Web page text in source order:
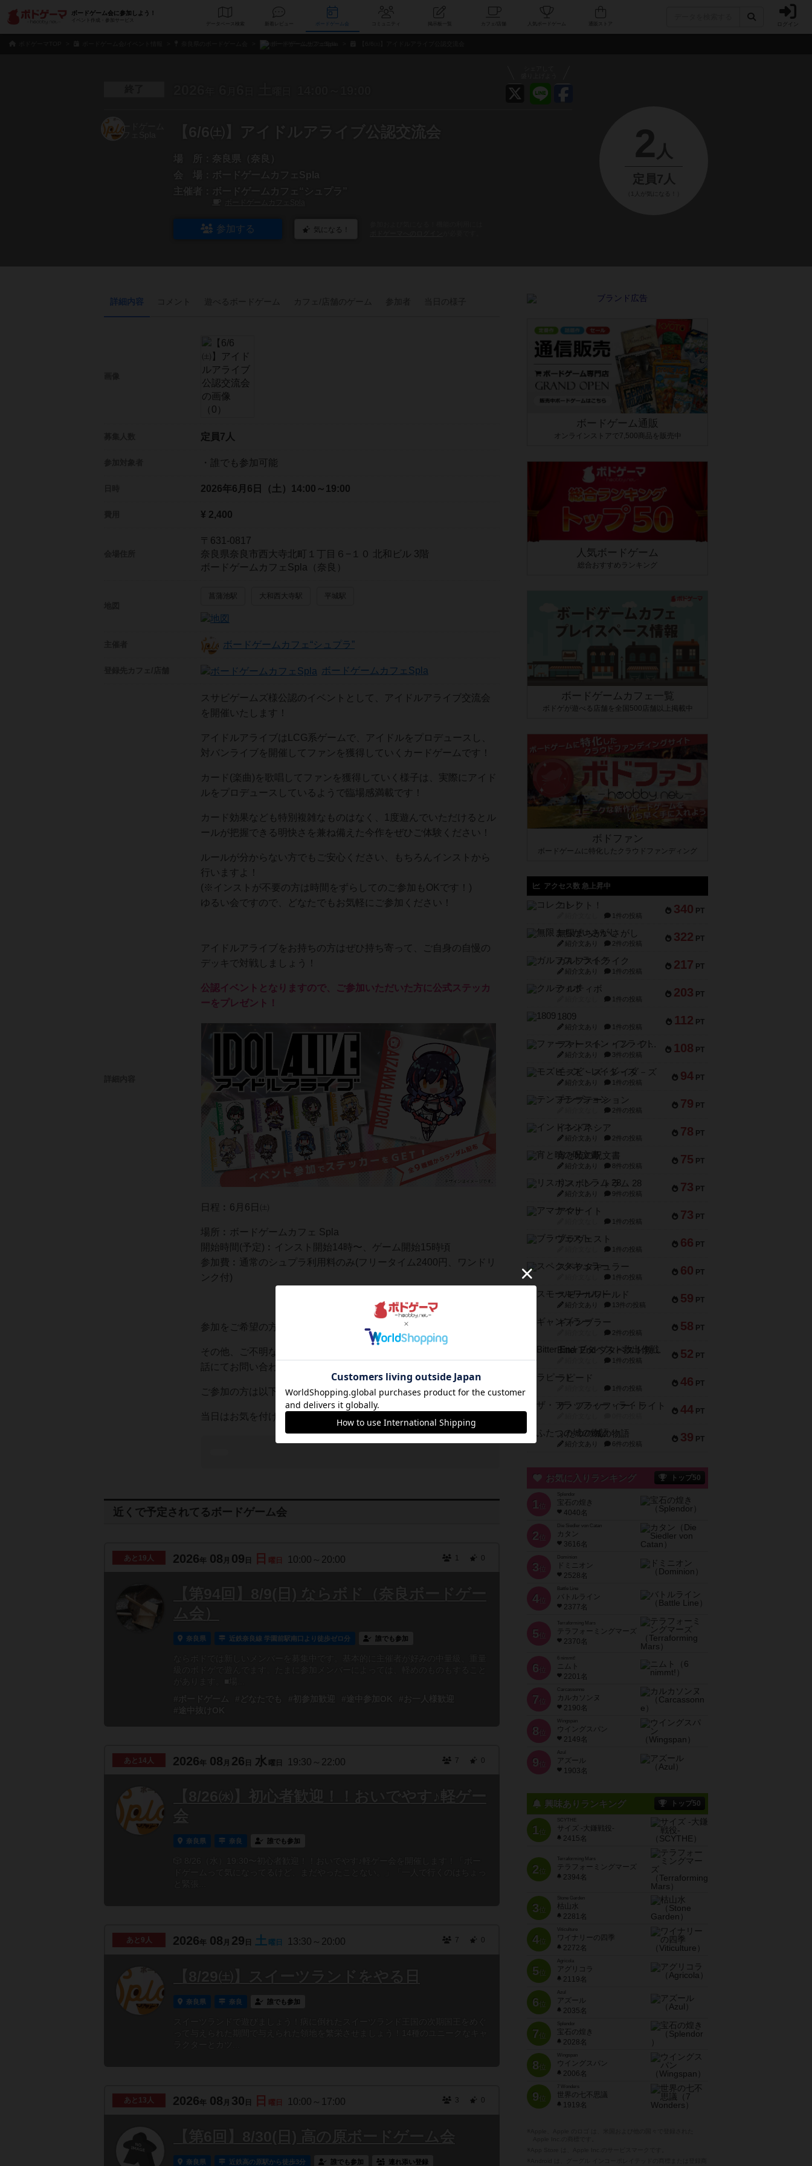
ボードゲーム会に参加しよう！
イベント作成・参加サービス
データベース 新着レビュー コミュニティ 人気ボードゲーム ログイン
【6/6㈯】アイドルアライブ公認交流会
場 所：
奈良県（奈良）
会 場：
ボードゲームカフェSpla
主催者：
参加する 気になる！
2 人
定員7人
（1人が気になる！）
詳細内容
定員7人
・誰でも参加可能
2026年6月6日（土） 14:00～19:00
¥ 2,400
〒631-0817
奈良県奈良市西大寺北町１丁目６−１０ 北和ビル 3階
ボードゲームカフェSpla（奈良）
菖蒲池駅 大和西大寺駅 平城駅
ボードゲームカフェ“シュプラ”
ボードゲームカフェSpla
スサビゲームズ様公認のイベントとして、アイドルアライブ交流会
を開催いたします！
アイドルアライブはLCG系ゲームで、アイドルをプロデュースし、
対バンライブを開催してファンを獲得していくカードゲームです！
カード(楽曲)を歌唱してファンを獲得していく様子は、実際にアイド
ルをプロデュースしているようで臨場感満載です！
カード効果なども特別複雑なものはなく、1度遊んでいただけるとル
ールが把握できる明快さを兼ね備えた今作をぜひご体験ください！
ルールが分からない方でもご安心ください、もちろんインストから
行いますよ！
(※インストが不要の方は時間をずらしてのご参加もOKです！)
ゆるい会ですので、どなたでもお気軽にご参加ください！
アイドルアライブをお持ちの方はぜひ持ち寄って、ご自身の自慢の
デッキで対戦しましょう！
公認イベントとなりますので、ご参加いただいた方に公式ステッカ
ーをプレゼント！
日程︰6月6日㈯
場所︰ボードゲームカフェ Spla
開始時間(予定)︰インスト開始14時〜、ゲーム開始15時頃
参加費︰通常のシュプラ利用料のみ(フリータイム2400円、ワンドリ
ンク付)
参加をご希望の方は以下のボタンから参加表明をお願いします！
その他、ご不明な点ございましたら、当店公式XへDMするか、お電
話にてお問い合わせくださいませ。
ご参加の方は以下のリンクより登録お願いします！
当日はお気を付けてお越しくださいませ！
近くで予定されてるボードゲーム会
あと 19人 2026年 08 月 09 日 曜日 10:00～20:00 1 0
【第94回】8/9(日) ならボド（奈良ボードゲー
ム会）
奈良県 近鉄奈良線 学園前駅南口より徒歩ゼロ分 誰でも参加
#ボードゲーム
#どなたでも #初参加歓迎 #途中参加OK
#お一人様歓迎
#途中抜けOK
あと 14人 2026年 08 月 26 水 曜日 19:30～22:00 7 0
【8/26㈬】初心者歓迎！！おいでやす♪軽ゲー
会
奈良県 奈良 誰でも参加
あと 9人 2026年 08 月 29 土 曜日 13:30～20:00 7 0
【8/29㈯】スイーツランドをやる日
奈良県 奈良 誰でも参加
あと 13人 2026年 08 月 30 日 曜日 10:00～17:00 3 0
【第6回】8/30(日) 高の原ボードゲーム会
奈良県 近鉄高の原駅から徒歩3分 誰でも参加 連れ添い登録
ボードゲーム通販
オンラインストアで7,500商品を販売中
人気ボードゲーム
総合おすすめランキング
ボードゲームカフェ一覧
ボドゲが遊べる店舗を全国500店舗以上掲載中
ボドファン
ボードゲームに特化したクラウドファンディング
アクセス数 急上昇中
340 PT
コレクト！
1件の投稿
322 PT
無限まちがいさがし
紹介文あり 2件の投稿
217 PT
ガルフストライク
紹介文あり 1件の投稿
203 PT
クルティボ
1件の投稿
112 PT
1809
紹介文あり 1件の投稿
108 PT
ファースト・イン・フライト
紹介文あり 3件の投稿
94 PT
モズビ－ズ・レイダ－ズ
紹介文あり 1件の投稿
79 PT
テンプテーション
2件の投稿
78 PT
インドネシア
紹介文あり 2件の投稿
75 PT
宵と暁の呪文書
紹介文あり 8件の投稿
73 PT
リスボン・トラム 28
紹介文あり 9件の投稿
73 PT
アマナイト
1件の投稿
66 PT
ブラヴェスト
1件の投稿
60 PT
スペクタキュラー
1件の投稿
59 PT
スモールワールド
紹介文あり 13件の投稿
58 PT
ギャンブラー
2件の投稿
52 PT
Bitter End ブタペスト救出作戦
1件の投稿
46 PT
ラピード
1件の投稿
44 PT
ザ・フラッフィー・ライト
39 PT
ふたつの城の物語
紹介文あり 6件の投稿
お気に入りランキング トップ50
1 位
宝石の煌き
4040名
2 位
Die Siedler von Catan
カタン
3616名
3 位
ドミニオン
2528名
4位
Battle Line
バトルライン
2377名
5 位
Terraforming Mars
テラフォーミングマーズ
2370名
6 位
ニムト
2201名
7 位
Carcassonne
カルカソンヌ
2190名
8 位
Wingspan
ウイングスパン
2149名
9 位
Azul
アズール
1903名
興味ありランキング トップ50
1位
SCYTHE
サイズ -大鎌戦役-
2415名
2位
Terraforming Mars
テラフォーミングマーズ
2394名
3位
Stone Garden
枯山水
2281名
4位
Viticulture
ワイナリーの四季
2272名
5位
Agricola
アグリコラ
2119名
6位
Azul
アズール
2035名
7位
宝石の煌き
2028名
8位
Wingspan
ウイングスパン
2006名
9位
7 Wonders
世界の七不思議
1919名